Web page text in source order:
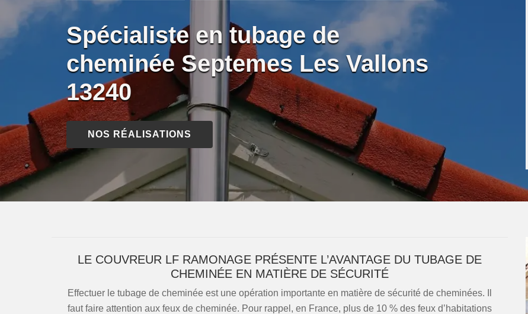
Spécialiste en tubage de
cheminée Septemes Les Vallons
13240
NOS RÉALISATIONS
LE COUVREUR LF RAMONAGE PRÉSENTE L’AVANTAGE DU TUBAGE DE
CHEMINÉE EN MATIÈRE DE SÉCURITÉ
Effectuer le tubage de cheminée est une opération importante en matière de sécurité de cheminées. Il
faut faire attention aux feux de cheminée. Pour rappel, en France, plus de 10 % des feux d’habitations